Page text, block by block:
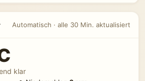
Automatisch · alle 30 Min. aktualisiert
klar